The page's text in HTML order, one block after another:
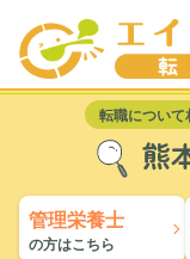
転職について
熊
管理栄養士
の方はこちら